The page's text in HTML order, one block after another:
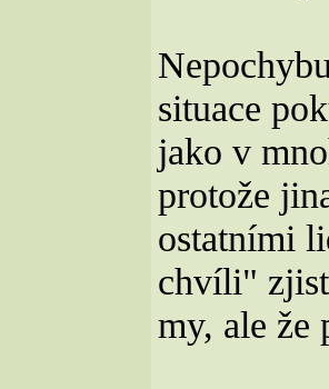
situace
jako v
protože
ostatními
chvíli"
my, ale že